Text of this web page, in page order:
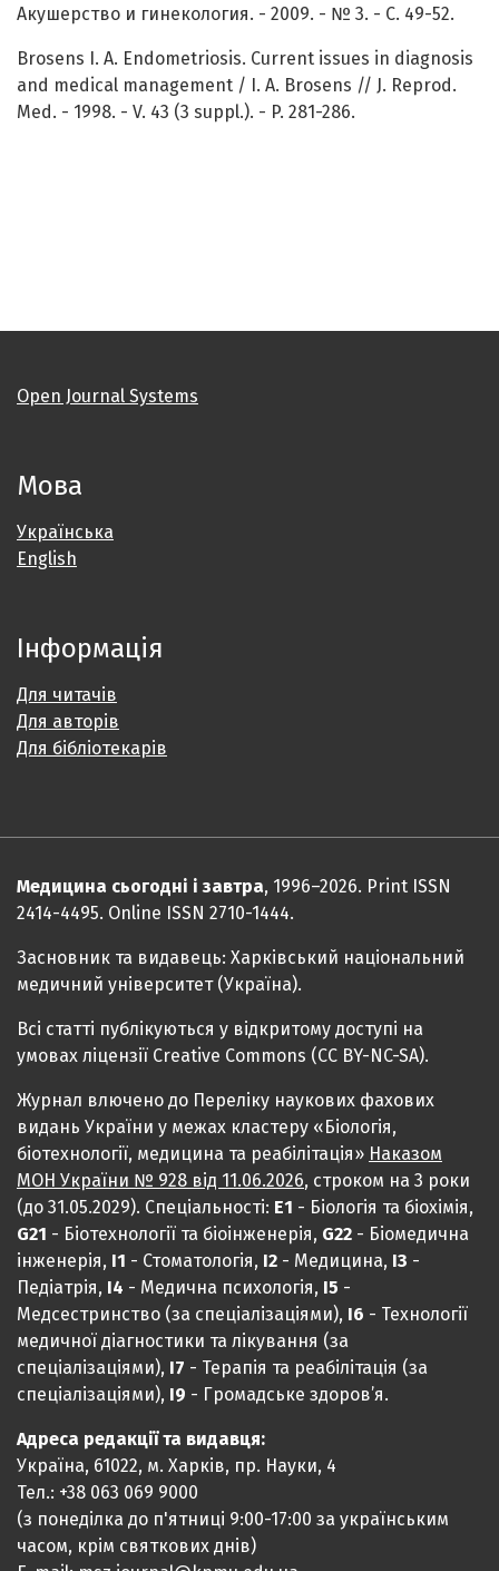
Акушерство и гинекология. - 2009. - № 3. - С. 49-52.
Brosens I. A. Endometriosis. Current issues in diagnosis
and medical management / I. A. Brosens // J. Reprod.
Med. - 1998. - V. 43 (3 suppl.). - P. 281-286.
Open Journal Systems
Мова
Українська
English
Інформація
Для читачів
Для авторів
Для бібліотекарів
Медицина сьогодні і завтра, 1996–2026. Print ISSN
2414-4495. Online ISSN 2710-1444.
Засновник та видавець: Харківський національний
медичний університет (Україна).
Всі статті публікуються у відкритому доступі на
умовах ліцензії Creative Commons (CC BY-NC-SA).
Журнал влючено до Переліку наукових фахових
видань України у межах кластеру «Біологія,
біотехнології, медицина та реабілітація» Наказом
МОН України № 928 від 11.06.2026, строком на 3 роки
(до 31.05.2029). Спеціальності: Е1 - Біологія та біохімія,
G21 - Біотехнології та біоінженерія, G22 - Біомедична
інженерія, I1 - Стоматологія, I2 - Медицина, IЗ -
Педіатрія, I4 - Медична психологія, I5 -
Медсестринство (за спеціалізаціями), I6 - Технології
медичної діагностики та лікування (за
спеціалізаціями), I7 - Терапія та реабілітація (за
спеціалізаціями), I9 - Громадське здоров’я.
Адреса редакції та видавця:
Україна, 61022, м. Харків, пр. Науки, 4
Тел.: +38 063 069 9000
(з понеділка до п'ятниці 9:00-17:00 за українським
часом, крім святкових днів)